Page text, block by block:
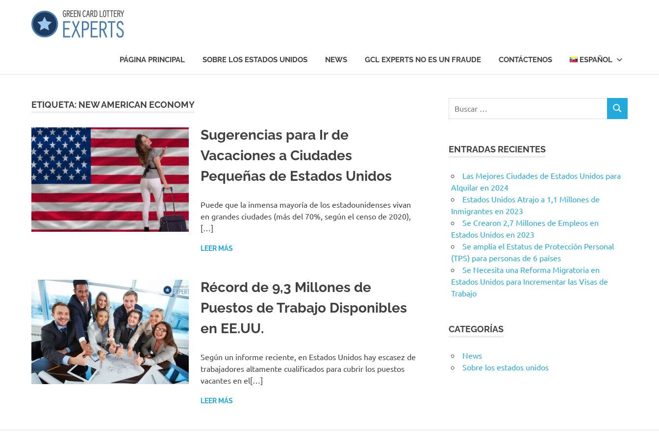
contenido
Experts
PÁGINA PRINCIPAL SOBRE LOS ESTADOS UNIDOS NEWS GCL EXPERTS NO ES UN FRAUDE CONTÁCTENOS ESPAÑOL
ETIQUETA: NEW AMERICAN ECONOMY
Sugerencias para Ir de
Vacaciones a Ciudades
Pequeñas de Estados Unidos
Puede que la inmensa mayoría de los estadounidenses vivan
en grandes ciudades (más del 70%, según el censo de 2020),
[…]
LEER MÁS
Récord de 9,3 Millones de
Puestos de Trabajo Disponibles
en EE.UU.
Según un informe reciente, en Estados Unidos hay escasez de
trabajadores altamente cualificados para cubrir los puestos
vacantes en el[…]
LEER MÁS
BUSCAR
ENTRADAS RECIENTES
Las Mejores Ciudades de Estados Unidos para
Alquilar en 2024
Estados Unidos Atrajo a 1,1 Millones de
Inmigrantes en 2023
Se Crearon 2,7 Millones de Empleos en
Estados Unidos en 2023
Se amplía el Estatus de Protección Personal
(TPS) para personas de 6 países
Se Necesita una Reforma Migratoria en
Estados Unidos para Incrementar las Visas de
Trabajo
CATEGORÍAS
News
Sobre los estados unidos